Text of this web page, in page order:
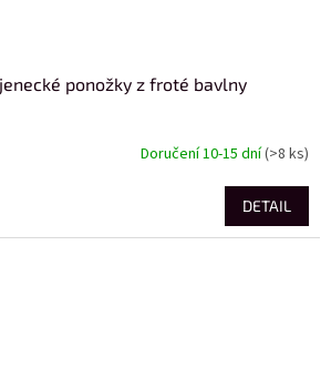
ponožky z froté bavlny
Doručení 10-15 dní(>8 ks)
DETAIL